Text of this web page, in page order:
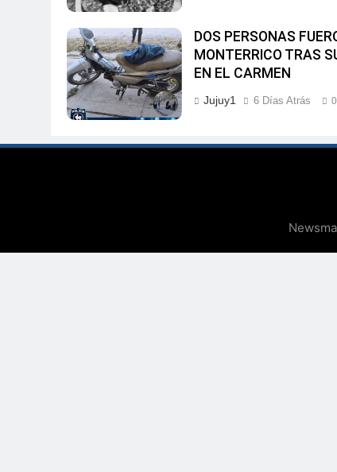
DOS PERSONAS
MONTERRICO TRAS
EN EL CARMEN
Jujuy1 6 Días Atrás 0